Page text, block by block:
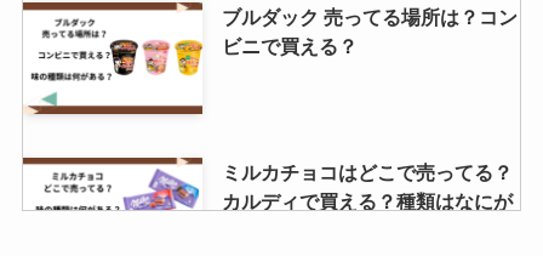
ブルダック 売ってる場所は？コン
ビニで買える？
ミルカチョコはどこで売ってる？
カルディで買える？種類はなにが